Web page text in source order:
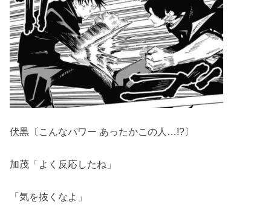
伏黒〔こんなパワー あったかこの人…!?〕
加茂「よく反応したね」
「気を抜くなよ」